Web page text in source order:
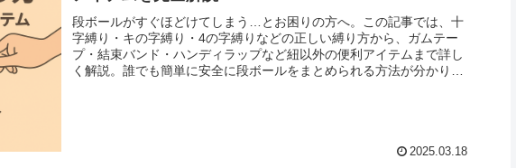
段ボールがすぐほどけてしまう…とお困りの方へ。この記事では、十
字縛り・キの字縛り・4の字縛りなどの正しい縛り方から、ガムテー
プ・結束バンド・ハンディラップなど紐以外の便利アイテムまで詳し
く解説。誰でも簡単に安全に段ボールをまとめられる方法が分かりま
2025.03.18